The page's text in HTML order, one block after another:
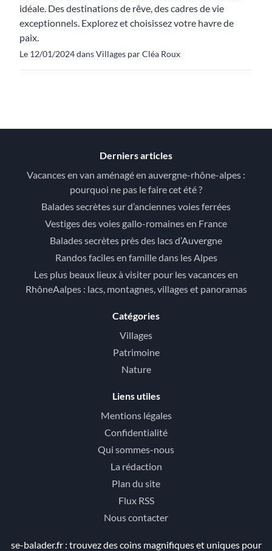
idéale. Des destinations de rêve, des cadres de vie
exceptionnels. Explorez et choisissez votre havre de
paix.
Le 12/01/2024 dans Villages par Cléa Roux
Derniers articles
Vacances en van aménagé en auvergne-rhône-alpes :
pourquoi ne pas le faire cet été ?
Balades secrètes sur d’anciennes voies ferrées
Vestiges des voies gallo-romaines en France
Balades secrètes près des lacs d’Auvergne
Randos faciles en famille dans les Alpes
Les plus beaux lieux à visiter pour les vacances en
RhôneAalpes : lacs, montagnes, villages et panoramas
Catégories
Villages
Patrimoine
Nature
Liens utiles
Mentions légales
Confidentialité
Qui sommes-nous
La rédaction
Plan du site
Flux RSS
Nous contacter
se-balader.fr : trouvez des coins magnifiques et uniques pour